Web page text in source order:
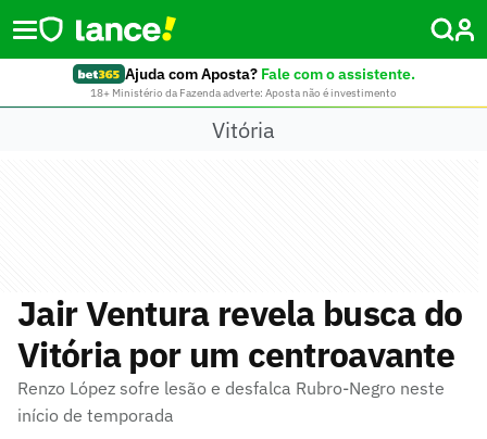
Ajuda com Aposta? Fale com o assistente.
18+ Ministério da Fazenda adverte: Aposta não é investimento
Vitória
Jair Ventura revela busca do
Vitória por um centroavante
Renzo López sofre lesão e desfalca Rubro-Negro neste
início de temporada